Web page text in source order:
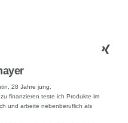
28 Jahre jung.
finanzieren teste ich Produkte im
und arbeite nebenberuflich als